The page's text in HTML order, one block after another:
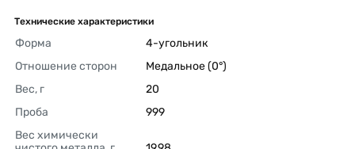
Технические характеристики
Форма
4-угольник
Отношение сторон
Медальное (0°)
Вес, г
20
Проба
999
Вес химически